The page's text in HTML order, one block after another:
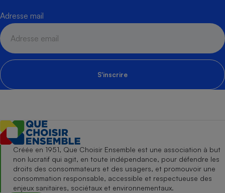
Adresse mail
S'inscrire
Créée en 1951, Que Choisir Ensemble est une association à but
non lucratif qui agit, en toute indépendance, pour défendre les
droits des consommateurs et des usagers, et promouvoir une
consommation responsable, accessible et respectueuse des
enjeux sanitaires, sociétaux et environnementaux.